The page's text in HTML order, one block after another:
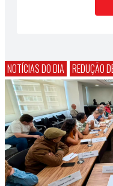
NOTÍCIAS DO DIA REDUÇÃO